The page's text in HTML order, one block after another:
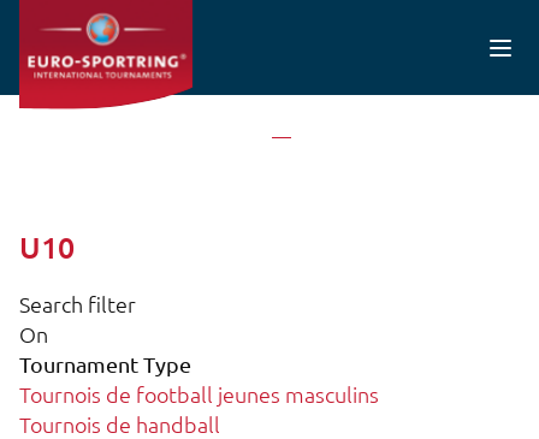
Aller au contenu principal
U10
Search filter
On
Tournament Type
Tournois de football jeunes masculins
Tournois de handball